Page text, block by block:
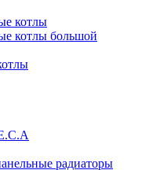
котлы
котлы большой
радиаторы